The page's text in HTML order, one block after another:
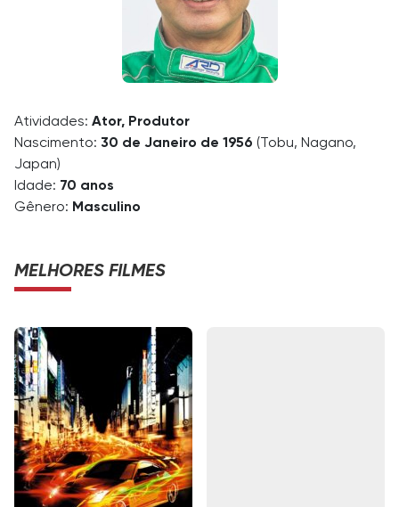
Atividades: Ator, Produtor
Nascimento: 30 de Janeiro de 1956 (Tobu, Nagano,
Japan)
Idade: 70 anos
Gênero: Masculino
MELHORES FILMES